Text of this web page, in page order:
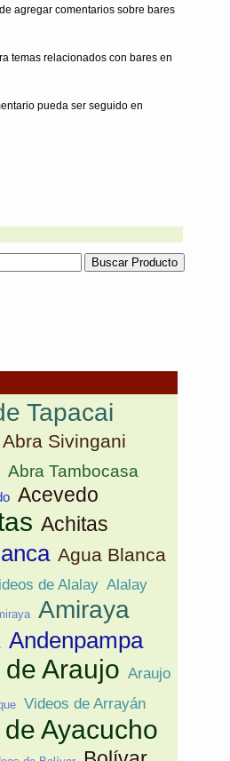
agregar comentarios sobre bares
temas relacionados con bares en
pueda ser seguido en
Tapacai
Sivingani
Abra Tambocasa
Acevedo
Achitas
Agua Blanca
de Alalay Alalay
Amiraya
Andenpampa
Araujo Araujo
Videos de Arrayán
Ayacucho